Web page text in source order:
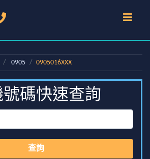
0905 0905016XXX
號碼快速查詢
查詢